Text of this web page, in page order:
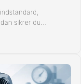
sikrer du